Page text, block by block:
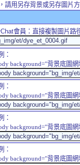
請用另存背景或另存圖片
會員：直接複製圖片路
：
background="背景底圖網
：
background="背景底圖
：
background="背景底圖
：
background="背景底圖